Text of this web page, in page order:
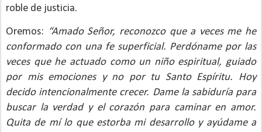
roble de justicia.
Oremos: “Amado Señor, reconozco que a veces me he
conformado con una fe superficial. Perdóname por las
veces que he actuado como un niño espiritual, guiado
por mis emociones y no por tu Santo Espíritu. Hoy
decido intencionalmente crecer. Dame la sabiduría para
buscar la verdad y el corazón para caminar en amor.
Quita de mí lo que estorba mi desarrollo y ayúdame a